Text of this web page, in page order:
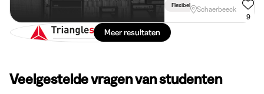
Flexibel SchemaSchaerbeeck
9
Meer resultaten
Veelgestelde vragen van studenten